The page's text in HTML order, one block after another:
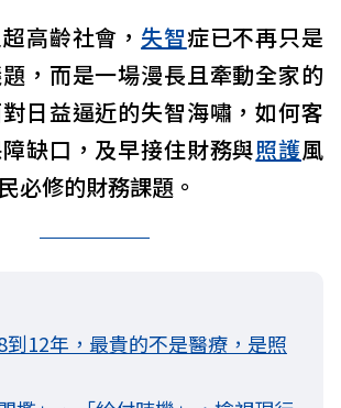
高齡社會， 失智症已不再只是
，而是一場漫長且牽動全家的
日益逼近的失智海嘯，如何客
缺口，及早接住財務與照護風
必修的財務課題。
到12年，最貴的不是醫療，是照